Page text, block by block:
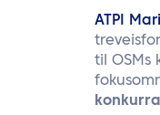
ATPI
til OSMs